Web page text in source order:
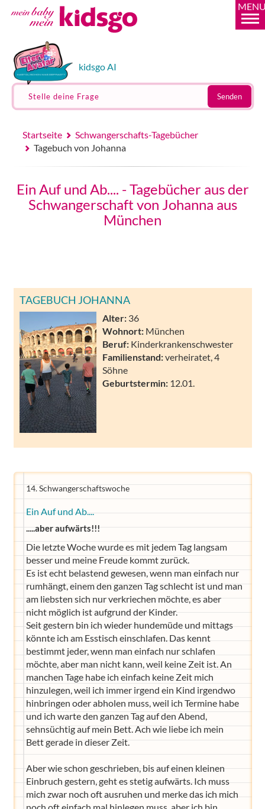
kidsgo AI
Stelle deine Frage Senden
Startseite
Schwangerschafts-Tagebücher
Tagebuch von Johanna
Ein Auf und Ab.... - Tagebücher aus der
Schwangerschaft von Johanna aus
München
TAGEBUCH JOHANNA
Alter: 36
Wohnort: München
Beruf: Kinderkrankenschwester
Familienstand:verheiratet, 4
Söhne
Geburtstermin: 12.01.
14. Schwangerschaftswoche
Ein Auf und Ab....
.....aber aufwärts!!!
Die letzte Woche wurde es mit jedem Tag langsam
besser und meine Freude kommt zurück.
Es ist echt belastend gewesen, wenn man einfach nur
rumhängt, einem den ganzen Tag schlecht ist und man
am liebsten sich nur verkriechen möchte, es aber
nicht möglich ist aufgrund der Kinder.
Seit gestern bin ich wieder hundemüde und mittags
könnte ich am Esstisch einschlafen. Das kennt
bestimmt jeder, wenn man einfach nur schlafen
möchte, aber man nicht kann, weil keine Zeit ist. An
manchen Tage habe ich einfach keine Zeit mich
hinzulegen, weil ich immer irgend ein Kind irgendwo
hinbringen oder abholen muss, weil ich Termine habe
und ich warte den ganzen Tag auf den Abend,
sehnsüchtig auf mein Bett. Ach wie liebe ich mein
Bett gerade in dieser Zeit.
Aber wie schon geschrieben, bis auf einen kleinen
Einbruch gestern, geht es stetig aufwärts. Ich muss
mich zwar noch oft ausruhen und merke das ich mich